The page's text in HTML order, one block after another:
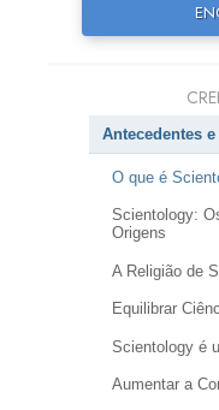
Antecedentes
O que é
Scientology:
Origens
A Religião de
Equilibrar
Scientology é
Aumentar a